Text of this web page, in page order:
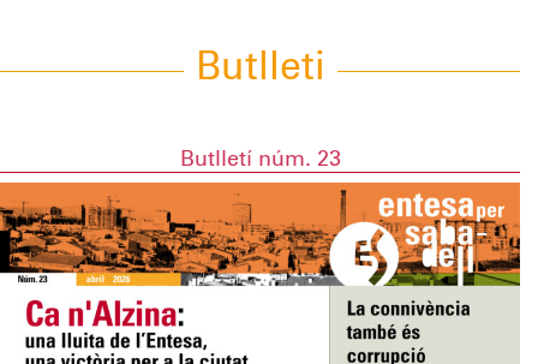
Butlleti
Butlletí núm. 23